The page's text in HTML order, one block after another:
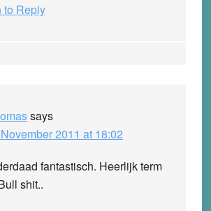
to Reply
says
2011 at 18:02
fantastisch. Heerlijk term
shit..